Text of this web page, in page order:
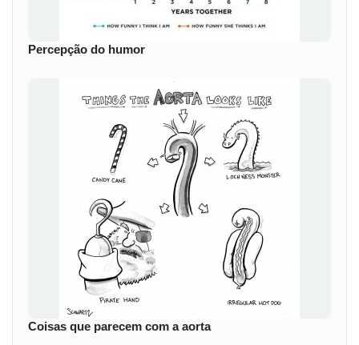
Percepção do humor
Coisas que parecem com a aorta